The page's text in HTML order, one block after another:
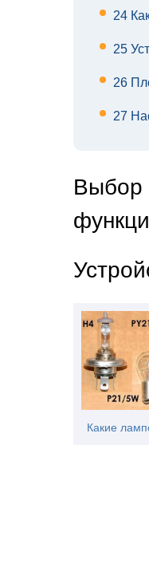
24
25
26
27
Выбор
Какие